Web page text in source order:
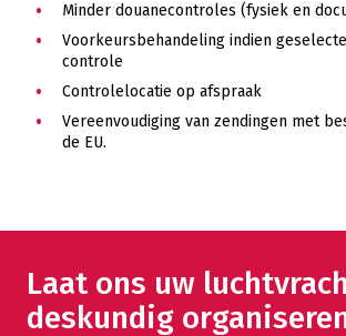
Minder douanecontroles (fysiek en
Voorkeursbehandeling indien
controle
Controlelocatie op afspraak
Vereenvoudiging van zendingen met
de EU.
Laat ons uw
deskundig